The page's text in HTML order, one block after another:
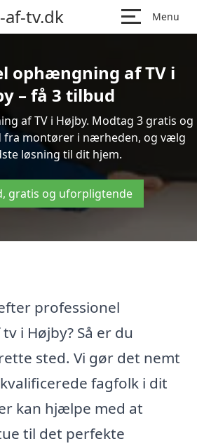
tv.dk Menu
ophængning af TV i
– få 3 tilbud
af TV i Højby. Modtag 3 gratis og
fra montører i nærheden, og vælg
løsning til dit hjem.
gratis og uforpligtende
professionel
i Højby? Så er du
sted. Vi gør det nemt
fagfolk i dit
kan hjælpe med at
til det perfekte